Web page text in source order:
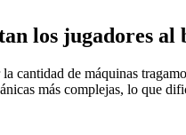
los jugadores al
cantidad de máquinas
más complejas, lo que